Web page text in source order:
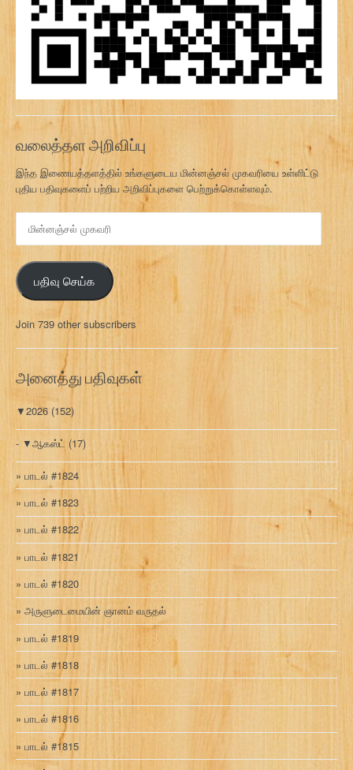
வலைத்தள அறிவிப்பு
இந்த இணையத்தளத்தில் உங்களுடைய மின்னஞ்சல் முகவரியை உள்ளிட்டு
புதிய பதிவுகளைப் பற்றிய அறிவிப்புகளை பெற்றுக்கொள்ளவும்.
ன
ஞ்
ச
ல்
க
வ
பதிவு செய்க
Join 739 other subscribers
அனைத்து பதிவுகள்
▼2026 (152)
▼ஆகஸ்ட் (17)
பாடல் #1824
பாடல் #1823
பாடல் #1822
பாடல் #1821
பாடல் #1820
அருளுடைமையின் ஞானம் வருதல்
பாடல் #1819
பாடல் #1818
பாடல் #1817
பாடல் #1816
பாடல் #1815